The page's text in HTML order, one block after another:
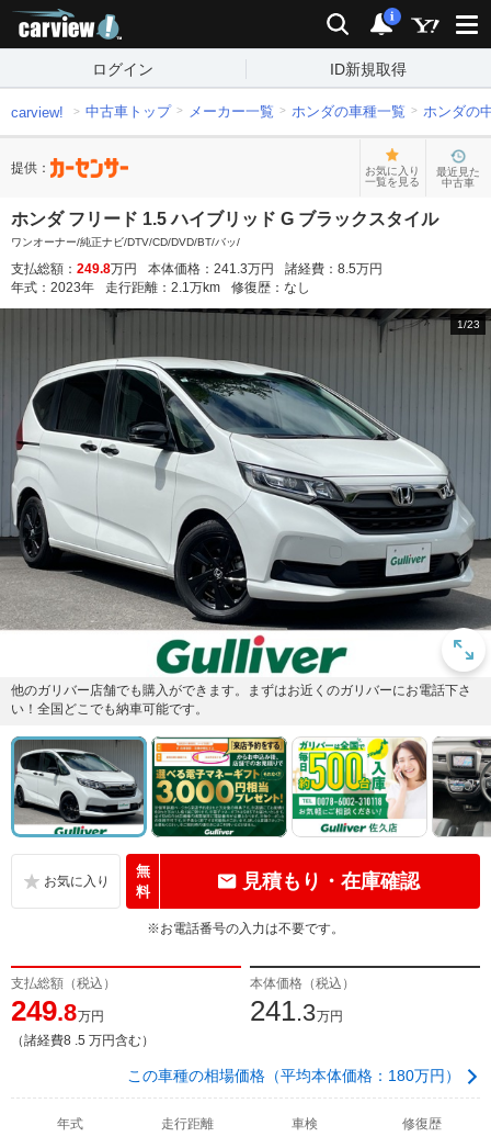
検索 通知
i
ログイン ID新規取得
carview! 中古車トップ メーカー一覧 ホンダの車種一覧 ホンダの
提供：
お気に入り
一覧を見る
最近見た
中古車
ホンダ フリード 1.5 ハイブリッド G ブラックスタイル
ワンオーナー/純正ナビ/DTV/CD/DVD/BT/バッ/
支払総額： 249.8万円 本体価格： 241.3万円 諸経費： 8.5万円
年式： 2023年 走行距離： 2.1万km 修復歴： なし
1/23
他のガリバー店舗でも購入ができます。まずはお近くのガリバーにお電話下さ
い！全国どこでも納車可能です。
無
料
見積もり・在庫確認
※お電話番号の入力は不要です。
支払総額（税込）
249.8万円
（諸経費8 .5 万円含む）
本体価格（税込）
241.3万円
この車種の相場価格（平均本体価格：180万円）
年式 走行距離
車検
修復歴